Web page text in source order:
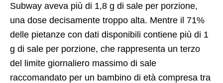
Subway aveva più di 1,8 g di sale per porzione,
una dose decisamente troppo alta. Mentre il 71%
delle pietanze con dati disponibili contiene più di 1
g di sale per porzione, che rappresenta un terzo
del limite giornaliero massimo di sale
raccomandato per un bambino di età compresa tra